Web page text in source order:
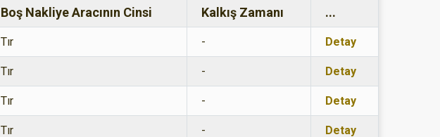
Boş Nakliye Aracının Cinsi Kalkış Zamanı ...
Tır - Detay
Tır - Detay
Tır - Detay
Tır - Detay